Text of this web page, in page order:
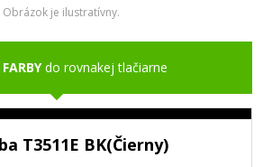
Obrázok je ilustratívny.
do rovnakej tlačiarne
T3511E BK(Čierny)